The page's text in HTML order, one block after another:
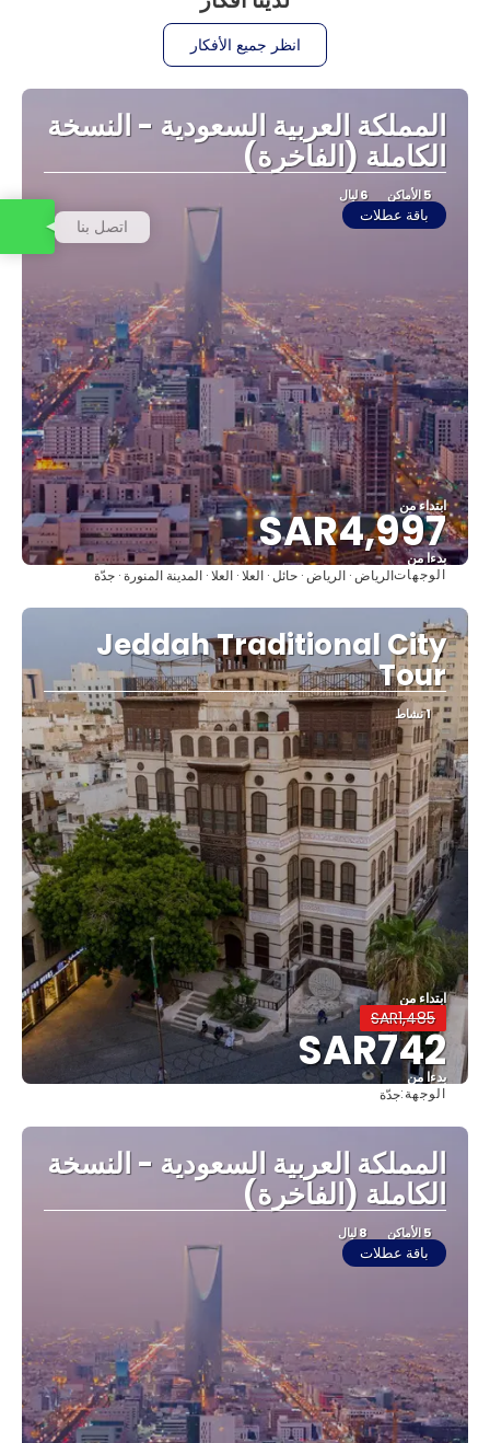
انظر جميع الأفكار
المملكة العربية السعودية - النسخة
الكاملة (الفاخرة)
5 الأماكن 6 ليال
باقة عطلات
ابتداء من
SAR4,997
بدءا من
شاهد
الوجهاتالرياض · الرياض · حائل · العلا · العلا · المدينة المنورة · جدّة
Jeddah Traditional City
Tour
1 نشاط
ابتداء من
SAR1,485
SAR742
بدءا من
الوجهة:جدّة
المملكة العربية السعودية - النسخة
الكاملة (الفاخرة)
5 الأماكن 8 ليال
باقة عطلات
اتصل بنا